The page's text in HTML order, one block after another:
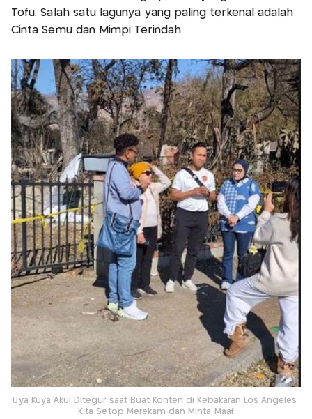
Tofu. Salah satu lagunya yang paling terkenal adalah
Cinta Semu dan Mimpi Terindah.
Uya Kuya Akui Ditegur saat Buat Konten di Kebakaran Los Angeles:
Kita Setop Merekam dan Minta Maaf